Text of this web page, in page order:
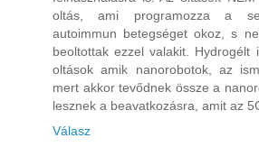
oltás, ami programozza a
autoimmun betegséget okoz, s
beoltottak ezzel valakit. Hydrogélt
oltások amik nanorobotok, az
mert akkor tevődnek össze a
lesznek a beavatkozásra, amit az
Válasz